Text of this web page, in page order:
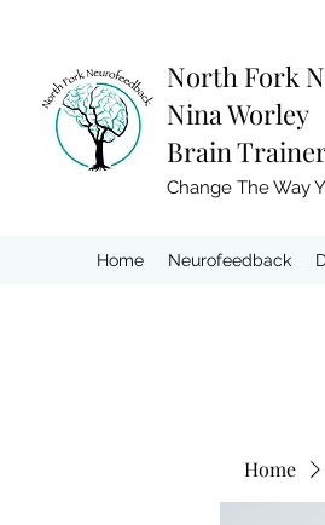
North Fork
Nina Worley
Brain
Change The Way
Home Neurofeedback
Home